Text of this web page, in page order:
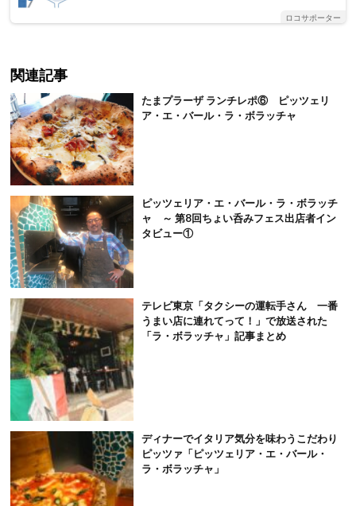
ロコサポーター
関連記事
たまプラーザ ランチレポ⑥ ピッツェリ
ア・エ・バール・ラ・ボラッチャ
ピッツェリア・エ・バール・ラ・ボラッチ
ャ ～ 第8回ちょい呑みフェス出店者イン
タビュー①
テレビ東京「タクシーの運転手さん 一番
うまい店に連れてって！」で放送された
「ラ・ボラッチャ」記事まとめ
ディナーでイタリア気分を味わうこだわり
ピッツァ「ピッツェリア・エ・バール・
ラ・ボラッチャ」